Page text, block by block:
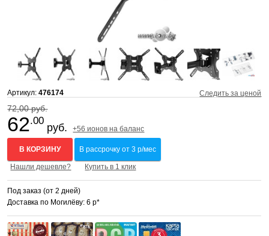
Артикул:476174 Следить за ценой
72,00 руб.
62.00
руб. +56 ионов на баланс
В КОРЗИНУ В рассрочку от 3 р/мес
Нашли дешевле? Купить в 1 клик
Под заказ (от 2 дней)
Доставка по Могилёву: 6 р*